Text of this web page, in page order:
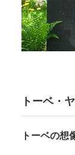
トーベ・
トーベの想